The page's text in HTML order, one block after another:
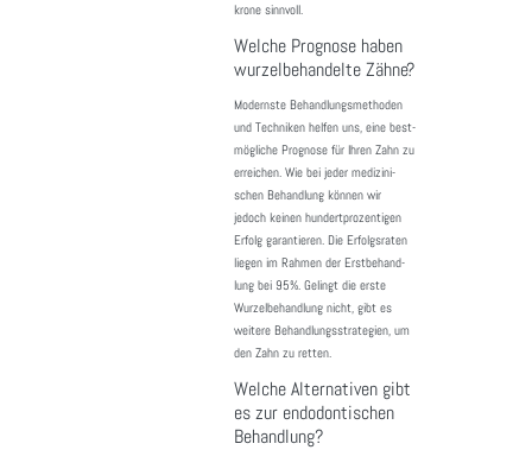
krone sinn­voll.
Welche Prognose haben
wurzelbehandelte Zähne?
Modernste Behand­lungs­me­thoden
und Tech­niken helfen uns, eine best­
mög­liche Prognose für Ihren Zahn zu
errei­chen. Wie bei jeder medi­zi­ni­
schen Behand­lung können wir
jedoch keinen hundert­pro­zen­tigen
Erfolg garan­tieren. Die Erfolgs­raten
liegen im Rahmen der Erst­be­hand­
lung bei 95%. Gelingt die erste
Wurzel­be­hand­lung nicht, gibt es
weitere Behand­lungs­stra­te­gien, um
den Zahn zu retten.
Welche Alternativen gibt
es zur endodontischen
Behandlung?